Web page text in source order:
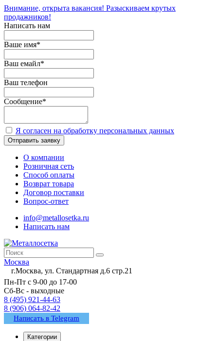
Внимание, открыта вакансия! Разыскиваем крутых
продажников!
Написать нам
Ваше имя*
Ваш емайл*
Ваш телефон
Сообщение*
Я согласен на обработку персональных данных
Отправить заявку
О компании
Розничная сеть
Способ оплаты
Возврат товара
Договор поставки
Вопрос-ответ
info@metallosetka.ru
Написать нам
Москва
г.Москва, ул. Стандартная д.6 стр.21
Пн-Пт с 9-00 до 17-00
Сб-Вс - выходные
8 (495) 921-44-63
8 (906) 064-82-42
Написать в Telegram
Категории